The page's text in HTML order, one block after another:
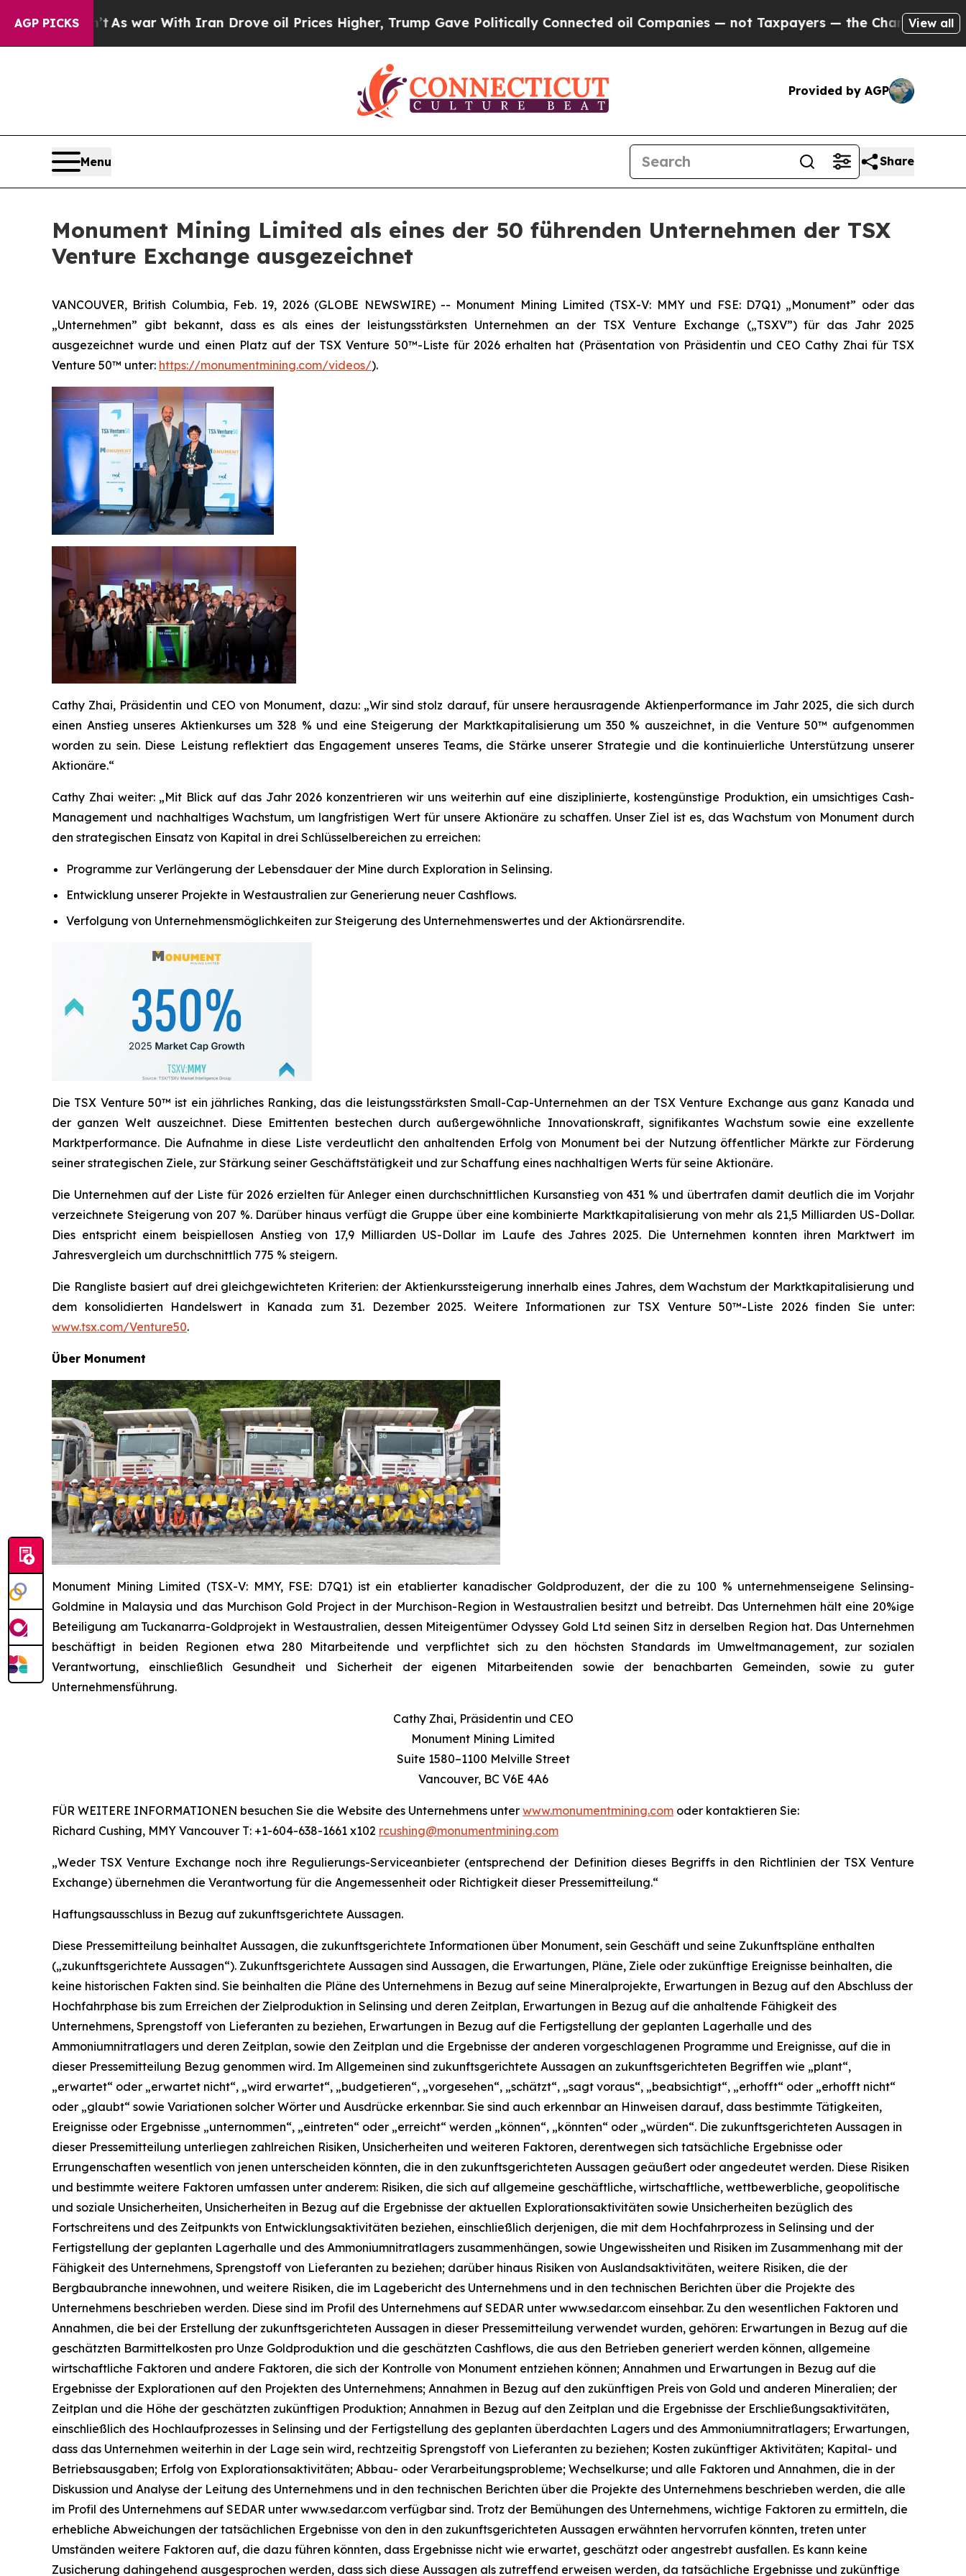
AGP PICKS
As war With Iran Drove oil Prices Higher, Trump Gave Politically Connected oil Companies — not Taxpayers — the Chance to Cash in on Publicly
View all
Provided by AGP
Menu Share
Monument Mining Limited als eines der 50 führenden Unternehmen der TSX
Venture Exchange ausgezeichnet
VANCOUVER, British Columbia, Feb. 19, 2026 (GLOBE NEWSWIRE) -- Monument Mining Limited (TSX-V: MMY und FSE: D7Q1) „Monument” oder das
„Unternehmen” gibt bekannt, dass es als eines der leistungsstärksten Unternehmen an der TSX Venture Exchange („TSXV”) für das Jahr 2025
ausgezeichnet wurde und einen Platz auf der TSX Venture 50™-Liste für 2026 erhalten hat (Präsentation von Präsidentin und CEO Cathy Zhai für TSX
Venture 50™ unter: https://monumentmining.com/videos/).
Cathy Zhai, Präsidentin und CEO von Monument, dazu: „Wir sind stolz darauf, für unsere herausragende Aktienperformance im Jahr 2025, die sich durch
einen Anstieg unseres Aktienkurses um 328 % und eine Steigerung der Marktkapitalisierung um 350 % auszeichnet, in die Venture 50™ aufgenommen
worden zu sein. Diese Leistung reflektiert das Engagement unseres Teams, die Stärke unserer Strategie und die kontinuierliche Unterstützung unserer
Aktionäre.“
Cathy Zhai weiter: „Mit Blick auf das Jahr 2026 konzentrieren wir uns weiterhin auf eine disziplinierte, kostengünstige Produktion, ein umsichtiges Cash-
Management und nachhaltiges Wachstum, um langfristigen Wert für unsere Aktionäre zu schaffen. Unser Ziel ist es, das Wachstum von Monument durch
den strategischen Einsatz von Kapital in drei Schlüsselbereichen zu erreichen:
Programme zur Verlängerung der Lebensdauer der Mine durch Exploration in Selinsing.
Entwicklung unserer Projekte in Westaustralien zur Generierung neuer Cashflows.
Verfolgung von Unternehmensmöglichkeiten zur Steigerung des Unternehmenswertes und der Aktionärsrendite.
Die TSX Venture 50™ ist ein jährliches Ranking, das die leistungsstärksten Small-Cap-Unternehmen an der TSX Venture Exchange aus ganz Kanada und
der ganzen Welt auszeichnet. Diese Emittenten bestechen durch außergewöhnliche Innovationskraft, signifikantes Wachstum sowie eine exzellente
Marktperformance. Die Aufnahme in diese Liste verdeutlicht den anhaltenden Erfolg von Monument bei der Nutzung öffentlicher Märkte zur Förderung
seiner strategischen Ziele, zur Stärkung seiner Geschäftstätigkeit und zur Schaffung eines nachhaltigen Werts für seine Aktionäre.
Die Unternehmen auf der Liste für 2026 erzielten für Anleger einen durchschnittlichen Kursanstieg von 431 % und übertrafen damit deutlich die im Vorjahr
verzeichnete Steigerung von 207 %. Darüber hinaus verfügt die Gruppe über eine kombinierte Marktkapitalisierung von mehr als 21,5 Milliarden US-Dollar.
Dies entspricht einem beispiellosen Anstieg von 17,9 Milliarden US-Dollar im Laufe des Jahres 2025. Die Unternehmen konnten ihren Marktwert im
Jahresvergleich um durchschnittlich 775 % steigern.
Die Rangliste basiert auf drei gleichgewichteten Kriterien: der Aktienkurssteigerung innerhalb eines Jahres, dem Wachstum der Marktkapitalisierung und
dem konsolidierten Handelswert in Kanada zum 31. Dezember 2025. Weitere Informationen zur TSX Venture 50™-Liste 2026 finden Sie unter:
www.tsx.com/Venture50.
Über Monument
Monument Mining Limited (TSX-V: MMY, FSE: D7Q1) ist ein etablierter kanadischer Goldproduzent, der die zu 100 % unternehmenseigene Selinsing-
Goldmine in Malaysia und das Murchison Gold Project in der Murchison-Region in Westaustralien besitzt und betreibt. Das Unternehmen hält eine 20%ige
Beteiligung am Tuckanarra-Goldprojekt in Westaustralien, dessen Miteigentümer Odyssey Gold Ltd seinen Sitz in derselben Region hat. Das Unternehmen
beschäftigt in beiden Regionen etwa 280 Mitarbeitende und verpflichtet sich zu den höchsten Standards im Umweltmanagement, zur sozialen
Verantwortung, einschließlich Gesundheit und Sicherheit der eigenen Mitarbeitenden sowie der benachbarten Gemeinden, sowie zu guter
Unternehmensführung.
Cathy Zhai, Präsidentin und CEO
Monument Mining Limited
Suite 1580–1100 Melville Street
Vancouver, BC V6E 4A6
FÜR WEITERE INFORMATIONEN besuchen Sie die Website des Unternehmens unter www.monumentmining.com oder kontaktieren Sie:
Richard Cushing, MMY Vancouver T: +1-604-638-1661 x102 rcushing@monumentmining.com
„Weder TSX Venture Exchange noch ihre Regulierungs-Serviceanbieter (entsprechend der Definition dieses Begriffs in den Richtlinien der TSX Venture
Exchange) übernehmen die Verantwortung für die Angemessenheit oder Richtigkeit dieser Pressemitteilung.“
Haftungsausschluss in Bezug auf zukunftsgerichtete Aussagen.
Diese Pressemitteilung beinhaltet Aussagen, die zukunftsgerichtete Informationen über Monument, sein Geschäft und seine Zukunftspläne enthalten
(„zukunftsgerichtete Aussagen“). Zukunftsgerichtete Aussagen sind Aussagen, die Erwartungen, Pläne, Ziele oder zukünftige Ereignisse beinhalten, die
keine historischen Fakten sind. Sie beinhalten die Pläne des Unternehmens in Bezug auf seine Mineralprojekte, Erwartungen in Bezug auf den Abschluss der
Hochfahrphase bis zum Erreichen der Zielproduktion in Selinsing und deren Zeitplan, Erwartungen in Bezug auf die anhaltende Fähigkeit des
Unternehmens, Sprengstoff von Lieferanten zu beziehen, Erwartungen in Bezug auf die Fertigstellung der geplanten Lagerhalle und des
Ammoniumnitratlagers und deren Zeitplan, sowie den Zeitplan und die Ergebnisse der anderen vorgeschlagenen Programme und Ereignisse, auf die in
dieser Pressemitteilung Bezug genommen wird. Im Allgemeinen sind zukunftsgerichtete Aussagen an zukunftsgerichteten Begriffen wie „plant“,
„erwartet“ oder „erwartet nicht“, „wird erwartet“, „budgetieren“, „vorgesehen“, „schätzt“, „sagt voraus“, „beabsichtigt“, „erhofft“ oder „erhofft nicht“
oder „glaubt“ sowie Variationen solcher Wörter und Ausdrücke erkennbar. Sie sind auch erkennbar an Hinweisen darauf, dass bestimmte Tätigkeiten,
Ereignisse oder Ergebnisse „unternommen“, „eintreten“ oder „erreicht“ werden „können“, „könnten“ oder „würden“. Die zukunftsgerichteten Aussagen in
dieser Pressemitteilung unterliegen zahlreichen Risiken, Unsicherheiten und weiteren Faktoren, derentwegen sich tatsächliche Ergebnisse oder
Errungenschaften wesentlich von jenen unterscheiden könnten, die in den zukunftsgerichteten Aussagen geäußert oder angedeutet werden. Diese Risiken
und bestimmte weitere Faktoren umfassen unter anderem: Risiken, die sich auf allgemeine geschäftliche, wirtschaftliche, wettbewerbliche, geopolitische
und soziale Unsicherheiten, Unsicherheiten in Bezug auf die Ergebnisse der aktuellen Explorationsaktivitäten sowie Unsicherheiten bezüglich des
Fortschreitens und des Zeitpunkts von Entwicklungsaktivitäten beziehen, einschließlich derjenigen, die mit dem Hochfahrprozess in Selinsing und der
Fertigstellung der geplanten Lagerhalle und des Ammoniumnitratlagers zusammenhängen, sowie Ungewissheiten und Risiken im Zusammenhang mit der
Fähigkeit des Unternehmens, Sprengstoff von Lieferanten zu beziehen; darüber hinaus Risiken von Auslandsaktivitäten, weitere Risiken, die der
Bergbaubranche innewohnen, und weitere Risiken, die im Lagebericht des Unternehmens und in den technischen Berichten über die Projekte des
Unternehmens beschrieben werden. Diese sind im Profil des Unternehmens auf SEDAR unter www.sedar.com einsehbar. Zu den wesentlichen Faktoren und
Annahmen, die bei der Erstellung der zukunftsgerichteten Aussagen in dieser Pressemitteilung verwendet wurden, gehören: Erwartungen in Bezug auf die
geschätzten Barmittelkosten pro Unze Goldproduktion und die geschätzten Cashflows, die aus den Betrieben generiert werden können, allgemeine
wirtschaftliche Faktoren und andere Faktoren, die sich der Kontrolle von Monument entziehen können; Annahmen und Erwartungen in Bezug auf die
Ergebnisse der Explorationen auf den Projekten des Unternehmens; Annahmen in Bezug auf den zukünftigen Preis von Gold und anderen Mineralien; der
Zeitplan und die Höhe der geschätzten zukünftigen Produktion; Annahmen in Bezug auf den Zeitplan und die Ergebnisse der Erschließungsaktivitäten,
einschließlich des Hochlaufprozesses in Selinsing und der Fertigstellung des geplanten überdachten Lagers und des Ammoniumnitratlagers; Erwartungen,
dass das Unternehmen weiterhin in der Lage sein wird, rechtzeitig Sprengstoff von Lieferanten zu beziehen; Kosten zukünftiger Aktivitäten; Kapital- und
Betriebsausgaben; Erfolg von Explorationsaktivitäten; Abbau- oder Verarbeitungsprobleme; Wechselkurse; und alle Faktoren und Annahmen, die in der
Diskussion und Analyse der Leitung des Unternehmens und in den technischen Berichten über die Projekte des Unternehmens beschrieben werden, die alle
im Profil des Unternehmens auf SEDAR unter www.sedar.com verfügbar sind. Trotz der Bemühungen des Unternehmens, wichtige Faktoren zu ermitteln, die
erhebliche Abweichungen der tatsächlichen Ergebnisse von den in den zukunftsgerichteten Aussagen erwähnten hervorrufen könnten, treten unter
Umständen weitere Faktoren auf, die dazu führen könnten, dass Ergebnisse nicht wie erwartet, geschätzt oder angestrebt ausfallen. Es kann keine
Zusicherung dahingehend ausgesprochen werden, dass sich diese Aussagen als zutreffend erweisen werden, da tatsächliche Ergebnisse und zukünftige